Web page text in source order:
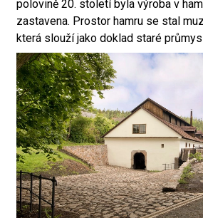
polovině 20. století byla výroba v
zastavena. Prostor hamru se stal
která slouží jako doklad staré